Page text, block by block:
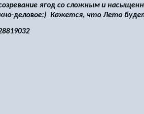
ягод со сложным и
деловое:) Кажется, что Лето